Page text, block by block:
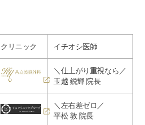
クリニック イチオシ医師
＼仕上がり重視なら／
玉越 鋭輝 院長
＼左右差ゼロ／
平松 敦 院長